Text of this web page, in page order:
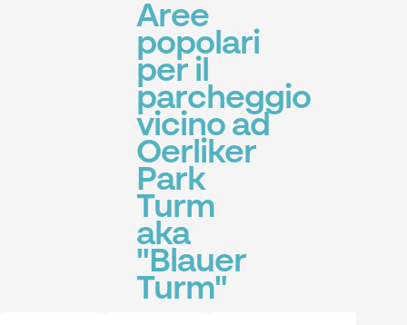
Aree
popolari
per il
parcheggio
vicino ad
Oerliker
Park
Turm
aka
"Blauer
Turm"